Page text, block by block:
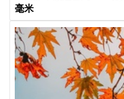
毫米